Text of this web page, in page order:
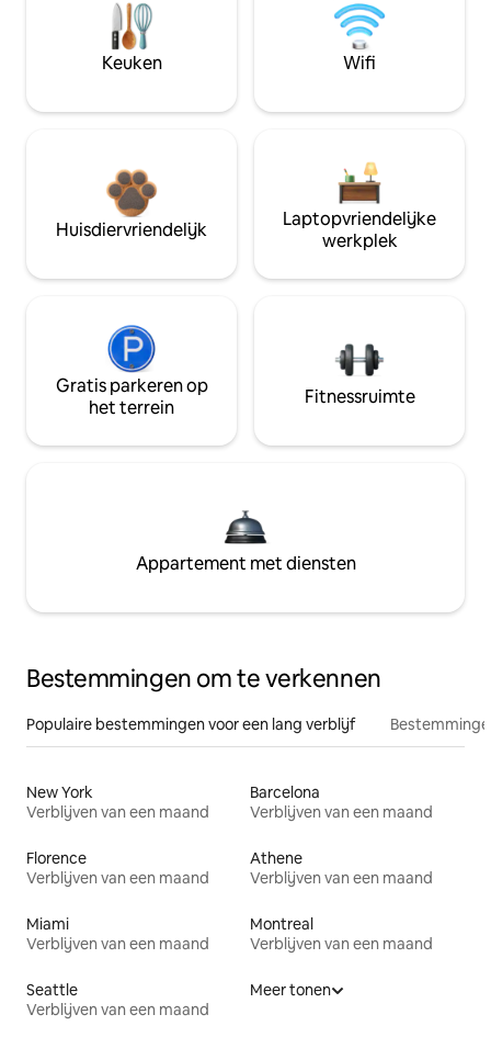
Keuken Wifi
Huisdiervriendelijk
Laptopvriendelijke
werkplek
Gratis parkeren op
het terrein
Fitnessruimte
Appartement met diensten
Bestemmingen om te verkennen
Populaire bestemmingen voor een lang verblijf
New York
Verblijven van een maand
Barcelona
Verblijven van een maand
Florence
Verblijven van een maand
Athene
Verblijven van een maand
Miami
Verblijven van een maand
Montreal
Verblijven van een maand
Seattle
Verblijven van een maand
Meer tonen